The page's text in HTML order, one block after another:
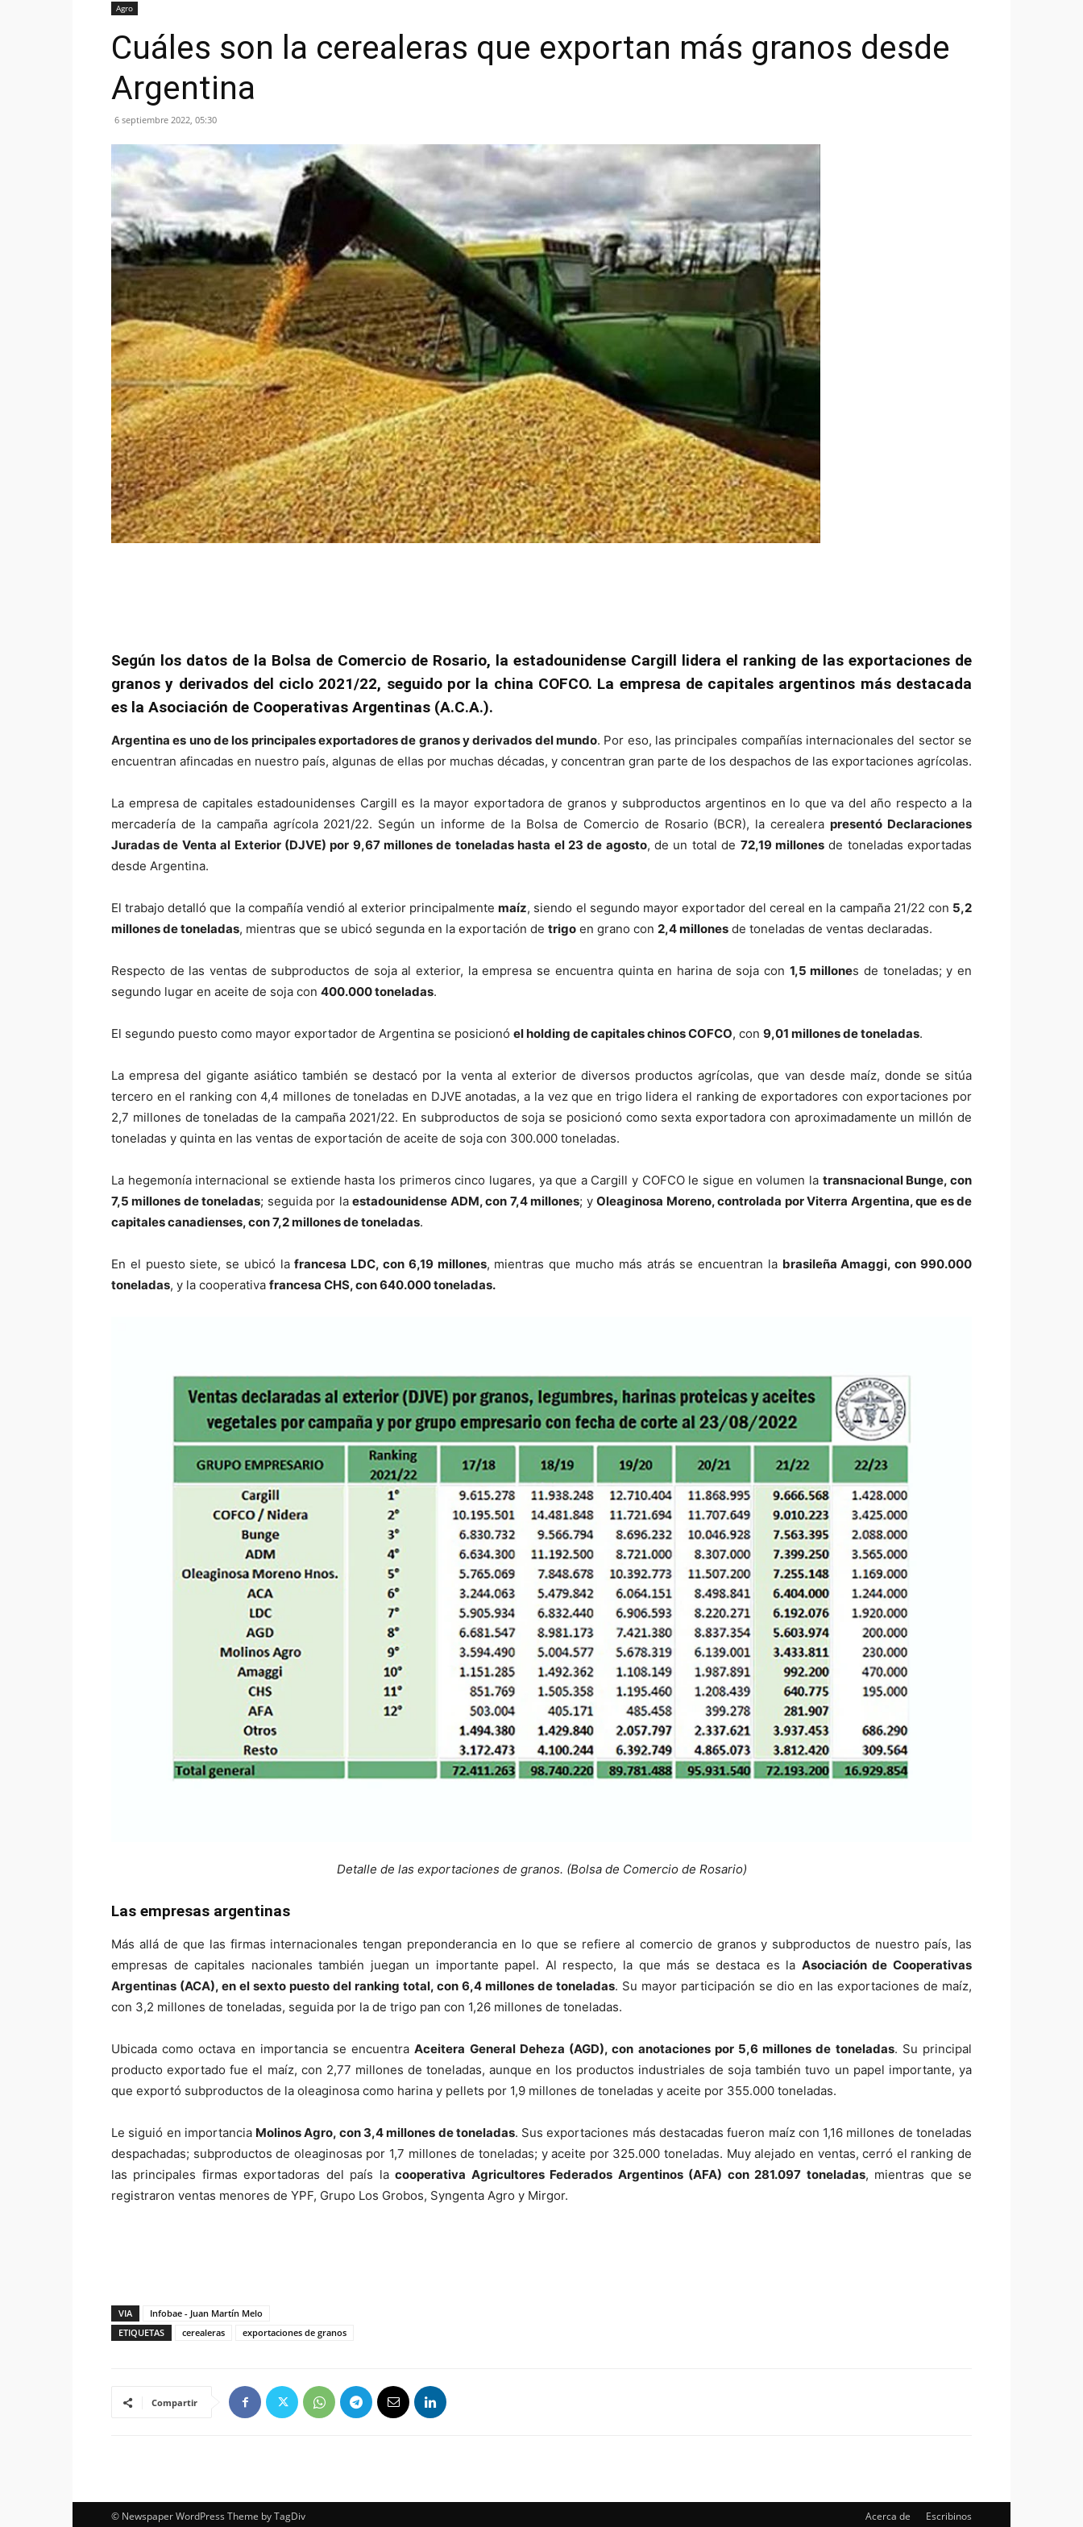
Agro
Cuáles son la cerealeras que exportan más granos desde
Argentina
6 septiembre 2022, 05:30
Según los datos de la Bolsa de Comercio de Rosario, la estadounidense Cargill lidera el ranking de las exportaciones de
granos y derivados del ciclo 2021/22, seguido por la china COFCO. La empresa de capitales argentinos más destacada
es la Asociación de Cooperativas Argentinas (A.C.A.).
Argentina es uno de los principales exportadores de granos y derivados del mundo. Por eso, las principales compañías internacionales del sector se
encuentran afincadas en nuestro país, algunas de ellas por muchas décadas, y concentran gran parte de los despachos de las exportaciones agrícolas.
La empresa de capitales estadounidenses Cargill es la mayor exportadora de granos y subproductos argentinos en lo que va del año respecto a la
mercadería de la campaña agrícola 2021/22. Según un informe de la Bolsa de Comercio de Rosario (BCR), la cerealerapresentó Declaraciones
Juradas de Venta al Exterior (DJVE) por 9,67 millones de toneladas hasta el 23 de agosto, de un total de 72,19 millonesde toneladas exportadas
desde Argentina.
El trabajo detalló que la compañía vendió al exterior principalmentemaíz, siendo el segundo mayor exportador del cereal en la campaña 21/22 con 5,2
millones de toneladas, mientras que se ubicó segunda en la exportación de trigo en grano con 2,4 millones de toneladas de ventas declaradas.
Respecto de las ventas de subproductos de soja al exterior, la empresa se encuentra quinta en harina de soja con 1,5 millones de toneladas; y en
segundo lugar en aceite de soja con 400.000 toneladas.
El segundo puesto como mayor exportador de Argentina se posicionó el holding de capitales chinos COFCO, con 9,01 millones de toneladas.
La empresa del gigante asiático también se destacó por la venta al exterior de diversos productos agrícolas, que van desde maíz, donde se sitúa
tercero en el ranking con 4,4 millones de toneladas en DJVE anotadas, a la vez que en trigo lidera el ranking de exportadores con exportaciones por
2,7 millones de toneladas de la campaña 2021/22. En subproductos de soja se posicionó como sexta exportadora con aproximadamente un millón de
toneladas y quinta en las ventas de exportación de aceite de soja con 300.000 toneladas.
La hegemonía internacional se extiende hasta los primeros cinco lugares, ya que a Cargill y COFCO le sigue en volumen la transnacional Bunge, con
7,5 millones de toneladas; seguida por laestadounidense ADM, con 7,4 millones; yOleaginosa Moreno, controlada por Viterra Argentina, que es de
capitales canadienses, con 7,2 millones de toneladas.
En el puesto siete, se ubicó lafrancesa LDC, con 6,19 millones, mientras que mucho más atrás se encuentran la brasileña Amaggi, con 990.000
toneladas, y la cooperativa francesa CHS, con 640.000 toneladas.
Detalle de las exportaciones de granos. (Bolsa de Comercio de Rosario)
Las empresas argentinas
Más allá de que las firmas internacionales tengan preponderancia en lo que se refiere al comercio de granos y subproductos de nuestro país, las
empresas de capitales nacionales también juegan un importante papel. Al respecto, la que más se destaca es la Asociación de Cooperativas
Argentinas (ACA), en el sexto puesto del ranking total, con 6,4 millones de toneladas. Su mayor participación se dio en las exportaciones de maíz,
con 3,2 millones de toneladas, seguida por la de trigo pan con 1,26 millones de toneladas.
Ubicada como octava en importancia se encuentraAceitera General Deheza (AGD), con anotaciones por 5,6 millones de toneladas. Su principal
producto exportado fue el maíz, con 2,77 millones de toneladas, aunque en los productos industriales de soja también tuvo un papel importante, ya
que exportó subproductos de la oleaginosa como harina y pellets por 1,9 millones de toneladas y aceite por 355.000 toneladas.
Le siguió en importancia Molinos Agro, con 3,4 millones de toneladas. Sus exportaciones más destacadas fueron maíz con 1,16 millones de toneladas
despachadas; subproductos de oleaginosas por 1,7 millones de toneladas; y aceite por 325.000 toneladas. Muy alejado en ventas, cerró el ranking de
las principales firmas exportadoras del país lacooperativa Agricultores Federados Argentinos (AFA) con 281.097 toneladas, mientras que se
registraron ventas menores de YPF, Grupo Los Grobos, Syngenta Agro y Mirgor.
VIA
Infobae - Juan Martín Melo
ETIQUETAS
cerealeras exportaciones de granos
Compartir
Acerca de Escribinos
© Newspaper WordPress Theme by TagDiv